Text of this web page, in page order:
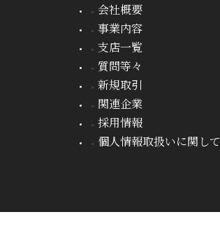
会社概要
事業内容
支店一覧
質問等々
新規取引
関連企業
採用情報
個人情報取扱いに関して